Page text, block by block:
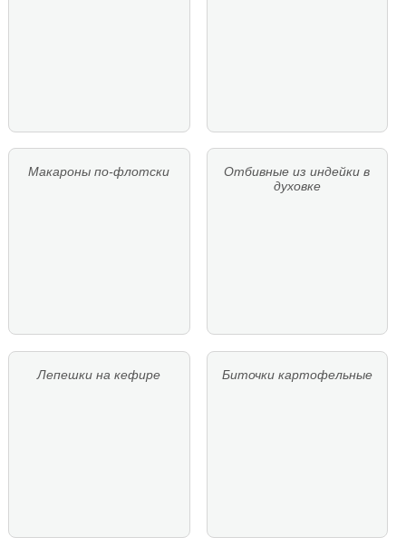
Макароны по-флотски
Отбивные из индейки в
духовке
Лепешки на кефире Биточки картофельные